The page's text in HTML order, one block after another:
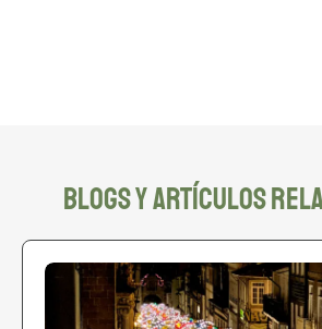
blogs y artículos